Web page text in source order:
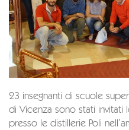
23 insegnanti di scuole
di Vicenza sono stati
presso le distillerie Poli